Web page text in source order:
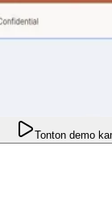
Tonton demo